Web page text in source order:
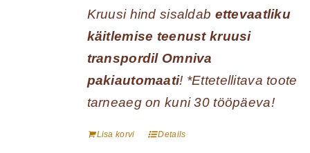
Kruusi hind sisaldab ettevaatliku
käitlemise teenust kruusi
transpordil Omniva
pakiautomaati! *Ettetellitava toote
tarneaeg on kuni 30 tööpäeva!
Lisa korvi Details